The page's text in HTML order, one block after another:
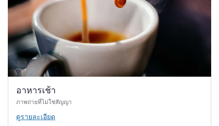
อาหารเช้า
ภาพถ่ายที่ไม่ใช่สัญญา
ดูรายละเอียด